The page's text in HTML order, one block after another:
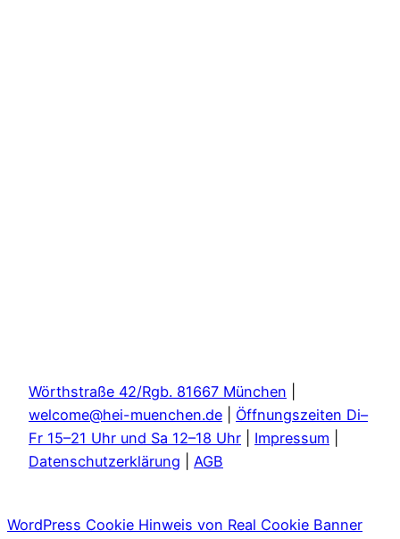
Wörthstraße 42/Rgb. 81667 München
welcome@hei-muenchen.de
Öffnungszeiten Di–
Fr 15–21 Uhr und Sa 12–18 Uhr
Impressum
Datenschutzerklärung
AGB
WordPress Cookie Hinweis von Real Cookie Banner